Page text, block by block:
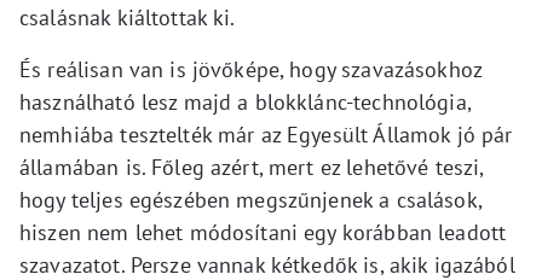
csalásnak kiáltottak ki.
És reálisan van is jövőképe, hogy szavazásokhoz
használható lesz majd a blokklánc-technológia,
nemhiába tesztelték már az Egyesült Államok jó pár
államában is. Főleg azért, mert ez lehetővé teszi,
hogy teljes egészében megszűnjenek a csalások,
hiszen nem lehet módosítani egy korábban leadott
szavazatot. Persze vannak kétkedők is, akik igazából